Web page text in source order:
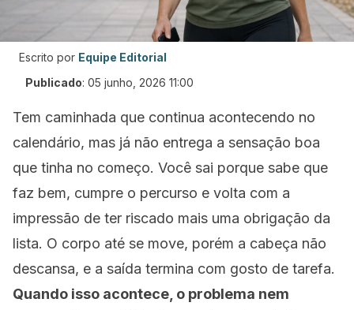
Escrito por Equipe Editorial
Publicado: 05 junho, 2026 11:00
Tem caminhada que continua acontecendo no
calendário, mas já não entrega a sensação boa
que tinha no começo. Você sai porque sabe que
faz bem, cumpre o percurso e volta com a
impressão de ter riscado mais uma obrigação da
lista. O corpo até se move, porém a cabeça não
descansa, e a saída termina com gosto de tarefa.
Quando isso acontece, o problema nem